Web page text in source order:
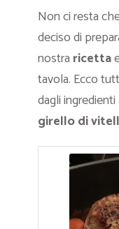
Non ci resta
deciso di
nostra ricetta
tavola. Ecco
dagli ingredienti
girello di